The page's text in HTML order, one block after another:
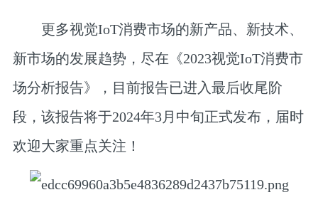
更多视觉IoT消费市场的新产品、新技术、
新市场的发展趋势，尽在《2023视觉IoT消费市
场分析报告》，目前报告已进入最后收尾阶
段，该报告将于2024年3月中旬正式发布，届时
欢迎大家重点关注！